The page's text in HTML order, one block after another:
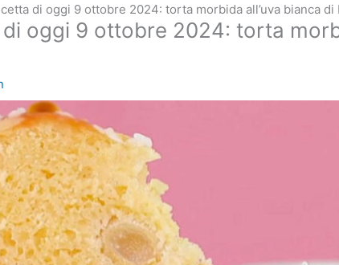
di oggi 9 ottobre 2024: torta morbida all’uva bianca di
oggi 9 ottobre 2024: torta